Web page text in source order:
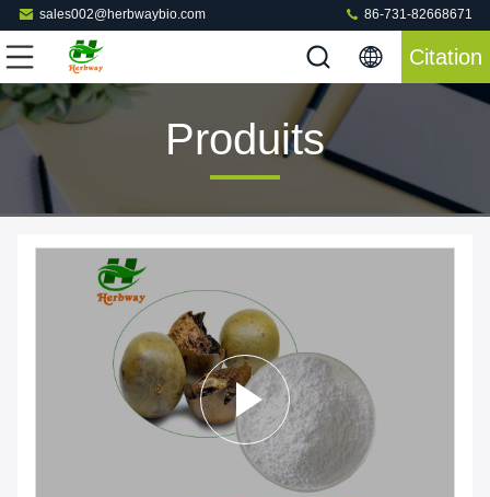
sales002@herbwaybio.com 86-731-82668671
Citation
Produits